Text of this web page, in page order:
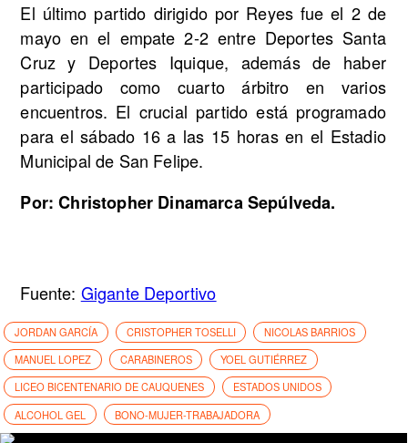
El último partido dirigido por Reyes fue el 2 de
mayo en el empate 2-2 entre Deportes Santa
Cruz y Deportes Iquique, además de haber
participado como cuarto árbitro en varios
encuentros. El crucial partido está programado
para el sábado 16 a las 15 horas en el Estadio
Municipal de San Felipe.
Por: Christopher Dinamarca Sepúlveda.
Fuente: Gigante Deportivo
JORDAN GARCÍA CRISTOPHER TOSELLI
NICOLAS BARRIOS
MANUEL LOPEZ
CARABINEROS
YOEL GUTIÉRREZ
LICEO BICENTENARIO DE CAUQUENES
ESTADOS UNIDOS
ALCOHOL GEL
BONO-MUJER-TRABAJADORA